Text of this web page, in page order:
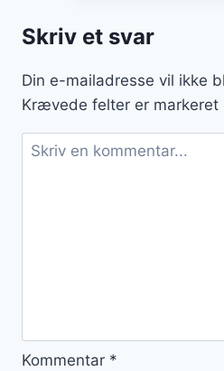
Skriv et svar
Din e-mailadresse vil ikke
Krævede felter er markeret
Kommentar *